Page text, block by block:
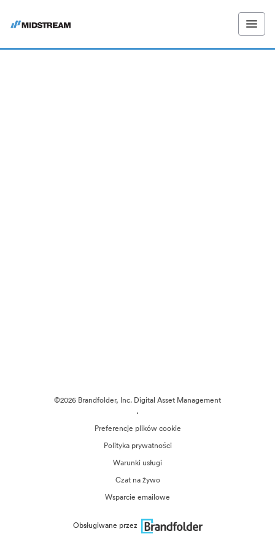
©2026 Brandfolder, Inc. Digital Asset Management
·
Preferencje plików cookie
Polityka prywatności
Warunki usługi
Czat na żywo
Wsparcie emailowe
Obsługiwane przez